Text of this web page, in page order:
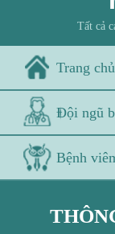
Tất cả
Trang chủ
Đội ngũ
Bệnh